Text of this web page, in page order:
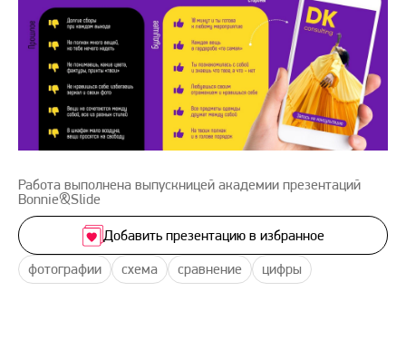
Работа выполнена выпускницей академии презентаций
Bonnie&Slide
фотографии схема сравнение цифры
Добавить презентацию в избранное